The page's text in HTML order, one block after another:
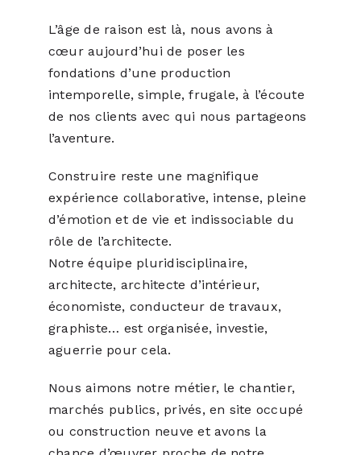
L’âge de raison est là, nous avons à
cœur aujourd’hui de poser les
fondations d’une production
intemporelle, simple, frugale, à l’écoute
de nos clients avec qui nous partageons
l’aventure.
Construire reste une magnifique
expérience collaborative, intense, pleine
d’émotion et de vie et indissociable du
rôle de l’architecte.
Notre équipe pluridisciplinaire,
architecte, architecte d’intérieur,
économiste, conducteur de travaux,
graphiste… est organisée, investie,
aguerrie pour cela.
Nous aimons notre métier, le chantier,
marchés publics, privés, en site occupé
ou construction neuve et avons la